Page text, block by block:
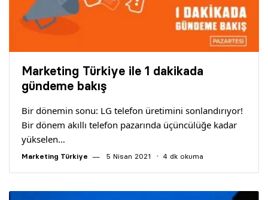
Marketing Türkiye ile 1 dakikada
gündeme bakış
Bir dönemin sonu: LG telefon üretimini sonlandırıyor!
Bir dönem akıllı telefon pazarında üçüncülüğe kadar
yükselen…
Marketing Türkiye 5 Nisan 2021 4 dk okuma